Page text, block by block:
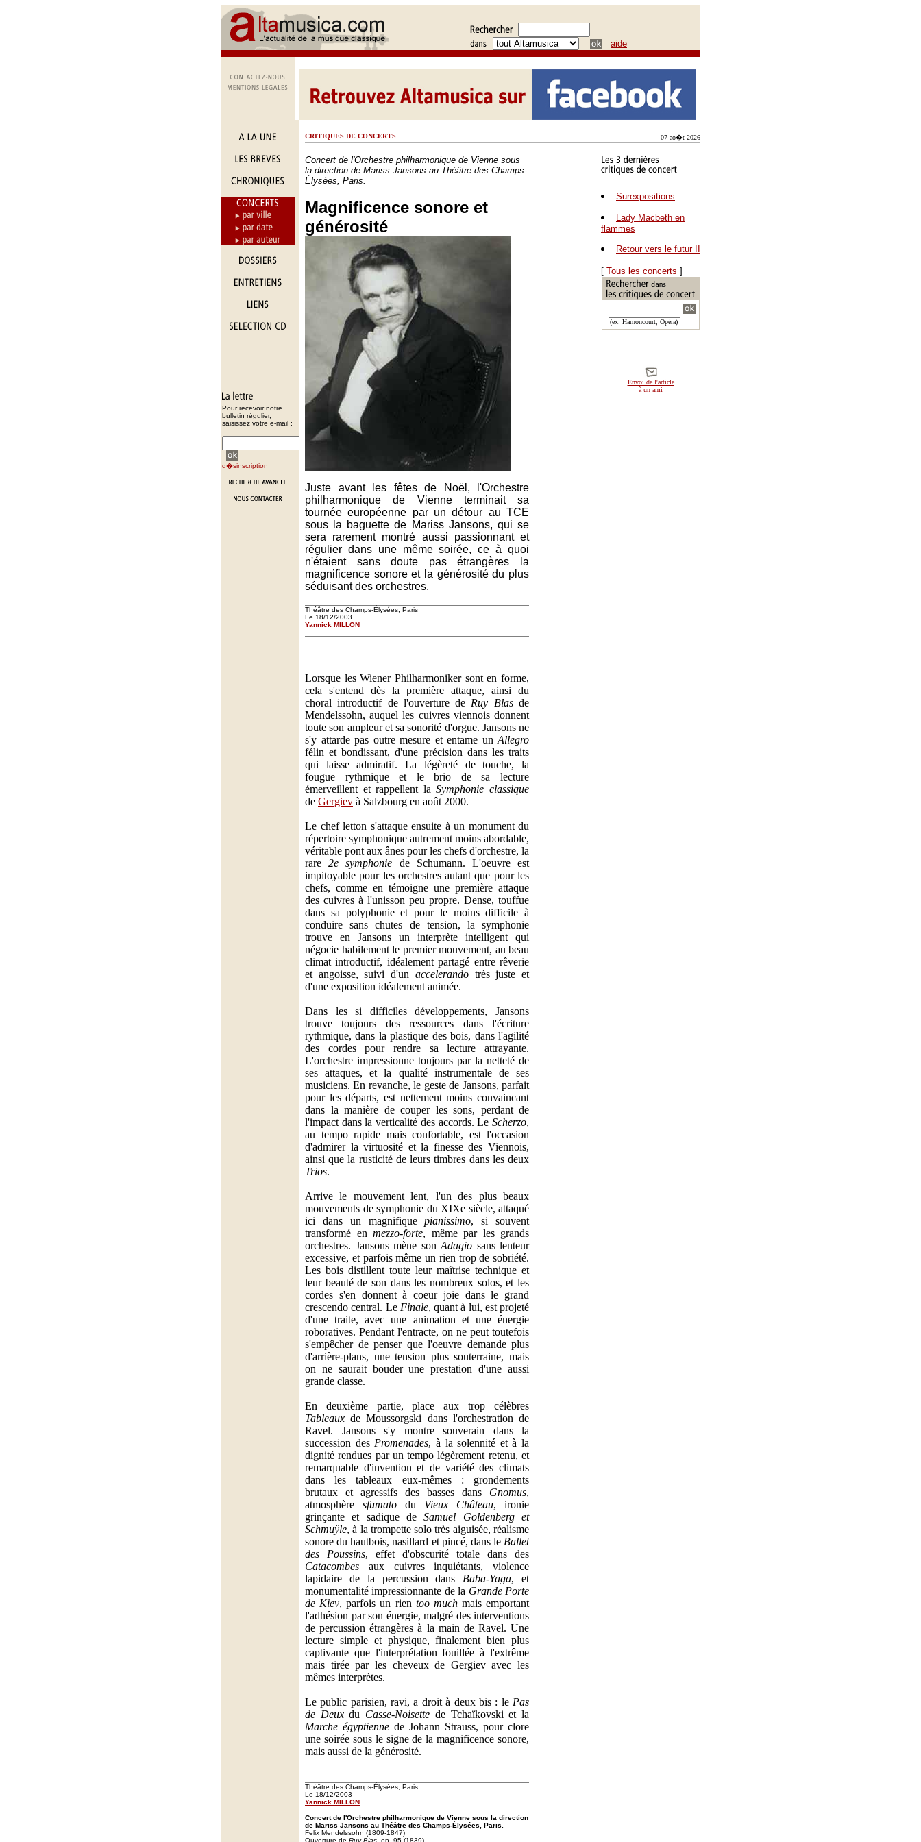
aide
Pour recevoir notre
bulletin régulier,
saisissez votre e-mail :
d�sinscription
CRITIQUES DE CONCERTS 07 ao�t 2026
Concert de l'Orchestre philharmonique de Vienne sous
la direction de Mariss Jansons au Théâtre des Champs-
Élysées, Paris.
Magnificence sonore et
générosité
Juste avant les fêtes de Noël, l'Orchestre
philharmonique de Vienne terminait sa
tournée européenne par un détour au TCE
sous la baguette de Mariss Jansons, qui se
sera rarement montré aussi passionnant et
régulier dans une même soirée, ce à quoi
n'étaient sans doute pas étrangères la
magnificence sonore et la générosité du plus
séduisant des orchestres.
Théâtre des Champs-Élysées, Paris
Le 18/12/2003
Yannick MILLON
Surexpositions
Lady Macbeth en
flammes
Retour vers le futur II
[ Tous les concerts ]
(ex: Harnoncourt, Opéra)
Envoi de l'article
à un ami
Lorsque les Wiener Philharmoniker sont en forme,
cela s'entend dès la première attaque, ainsi du
choral introductif de l'ouverture de Ruy Blasde
Mendelssohn, auquel les cuivres viennois donnent
toute son ampleur et sa sonorité d'orgue. Jansons ne
s'y attarde pas outre mesure et entame un Allegro
félin et bondissant, d'une précision dans les traits
qui laisse admiratif. La légèreté de touche, la
fougue rythmique et le brio de sa lecture
émerveillent et rappellent laSymphonie classique
de Gergiev à Salzbourg en août 2000.
Le chef letton s'attaque ensuite à un monument du
répertoire symphonique autrement moins abordable,
véritable pont aux ânes pour les chefs d'orchestre, la
rare2e symphonie de Schumann. L'oeuvre est
impitoyable pour les orchestres autant que pour les
chefs, comme en témoigne une première attaque
des cuivres à l'unisson peu propre. Dense, touffue
dans sa polyphonie et pour le moins difficile à
conduire sans chutes de tension, la symphonie
trouve en Jansons un interprète intelligent qui
négocie habilement le premier mouvement, au beau
climat introductif, idéalement partagé entre rêverie
et angoisse, suivi d'un accelerandotrès juste et
d'une exposition idéalement animée.
Dans les si difficiles développements, Jansons
trouve toujours des ressources dans l'écriture
rythmique, dans la plastique des bois, dans l'agilité
des cordes pour rendre sa lecture attrayante.
L'orchestre impressionne toujours par la netteté de
ses attaques, et la qualité instrumentale de ses
musiciens. En revanche, le geste de Jansons, parfait
pour les départs, est nettement moins convaincant
dans la manière de couper les sons, perdant de
l'impact dans la verticalité des accords. Le Scherzo,
au tempo rapide mais confortable, est l'occasion
d'admirer la virtuosité et la finesse des Viennois,
ainsi que la rusticité de leurs timbres dans les deux
Trios.
Arrive le mouvement lent, l'un des plus beaux
mouvements de symphonie du XIXe siècle, attaqué
ici dans un magnifiquepianissimo, si souvent
transformé en mezzo-forte, même par les grands
orchestres. Jansons mène son Adagio sans lenteur
excessive, et parfois même un rien trop de sobriété.
Les bois distillent toute leur maîtrise technique et
leur beauté de son dans les nombreux solos, et les
cordes s'en donnent à coeur joie dans le grand
crescendo central. Le Finale, quant à lui, est projeté
d'une traite, avec une animation et une énergie
roboratives. Pendant l'entracte, on ne peut toutefois
s'empêcher de penser que l'oeuvre demande plus
d'arrière-plans, une tension plus souterraine, mais
on ne saurait bouder une prestation d'une aussi
grande classe.
En deuxième partie, place aux trop célèbres
Tableaux de Moussorgski dans l'orchestration de
Ravel. Jansons s'y montre souverain dans la
succession des Promenades, à la solennité et à la
dignité rendues par un tempo légèrement retenu, et
remarquable d'invention et de variété des climats
dans les tableaux eux-mêmes : grondements
brutaux et agressifs des basses dans Gnomus,
atmosphère sfumato du Vieux Château, ironie
grinçante et sadique deSamuel Goldenberg et
Schmuÿle, à la trompette solo très aiguisée, réalisme
sonore du hautbois, nasillard et pincé, dans le Ballet
des Poussins, effet d'obscurité totale dans des
Catacombes aux cuivres inquiétants, violence
lapidaire de la percussion dans Baba-Yaga, et
monumentalité impressionnante de la Grande Porte
de Kiev, parfois un rien too muchmais emportant
l'adhésion par son énergie, malgré des interventions
de percussion étrangères à la main de Ravel. Une
lecture simple et physique, finalement bien plus
captivante que l'interprétation fouillée à l'extrême
mais tirée par les cheveux de Gergiev avec les
mêmes interprètes.
Le public parisien, ravi, a droit à deux bis : le Pas
de Deuxdu Casse-Noisette de Tchaïkovski et la
Marche égyptienne de Johann Strauss, pour clore
une soirée sous le signe de la magnificence sonore,
mais aussi de la générosité.
Théâtre des Champs-Élysées, Paris
Le 18/12/2003
Yannick MILLON
Concert de l'Orchestre philharmonique de Vienne sous la direction
de Mariss Jansons au Théâtre des Champs-Élysées, Paris.
Felix Mendelssohn (1809-1847)
Ouverture de Ruy Blas , op. 95 (1839)